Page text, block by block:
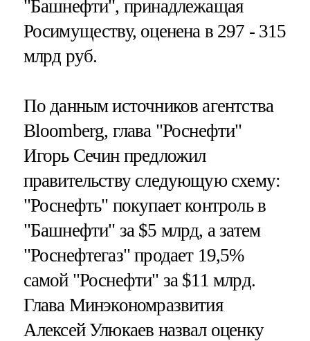
"Башнефти", принадлежащая
Росимуществу, оценена в 297 - 315
млрд руб.
По данным источников агентства
Bloomberg, глава "Роснефти"
Игорь Сечин предложил
правительству следующую схему:
"Роснефть" покупает контроль в
"Башнефти" за $5 млрд, а затем
"Роснефтегаз" продает 19,5%
самой "Роснефти" за $11 млрд.
Глава Минэкономразвития
Алексей Улюкаев назвал оценку